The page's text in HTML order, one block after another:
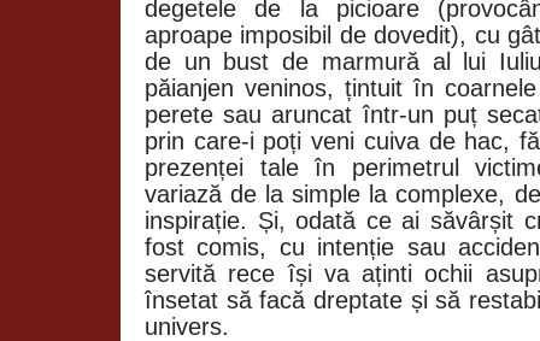
degetele de la picioare
aproape imposibil de dovedit), cu
de un bust de marmură al lui
păianjen veninos, țintuit în
perete sau aruncat într-un puț
prin care-i poți veni cuiva de hac,
prezenței tale în perimetrul
variază de la simple la complexe,
inspirație. Și, odată ce ai săvârșit
fost comis, cu intenție sau
servită rece își va aținti ochii
însetat să facă dreptate și să
univers.